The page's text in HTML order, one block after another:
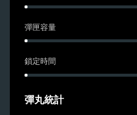
彈匣容量
鎖定時間
彈丸統計